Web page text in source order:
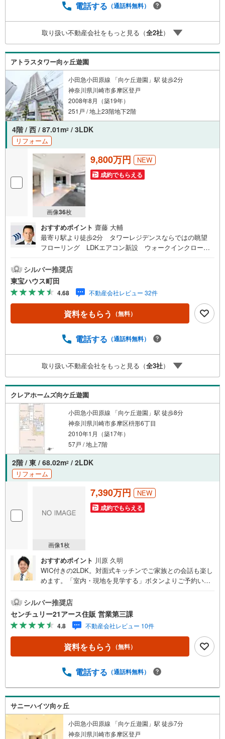
日時をご記入ください！【主要不動産流通各社の2025年度
してこれからも楽しく素敵なお家探しをお約束します。お
家探しを始めてみようと思われたらまずは、お気軽に東宝
ハウス町田に相談してみませんか？スタッフ一同お客様の
お問合せをお待ちしております。
電話する （通話料無料）
取り扱い不動産会社をもっと見る（全2社）
アトラスタワー向ヶ丘遊園
小田急小田原線 「向ケ丘遊園」駅 徒歩2分
神奈川県川崎市多摩区登戸
2008年8月（築19年）
251戸 / 地上23階地下2階
4階 / 西 / 87.01m2 / 3LDK
リフォーム
画像36枚
9,800万円 NEW
成約でもらえる
おすすめポイント 齋藤 大輔
最寄り駅より徒歩2分 タワーレジデンスならではの眺望
フローリング LDKエアコン新設 ウォークインクローゼ
き エレベーター 東宝ハウス町田はまず、お客様一人一
人を知り、理解することから始めます。お客様のお話をき
ちんとお聞きし、しっかり話し合う「心」のコミュニケー
ションが大切になります。だからこそ、それぞれのお客様
にベストな「住まい」をご提案をすることができるので
す。インターネット予約で当日見学が可能！（1）［室内・
の方は「ご要望・ご質問欄」に希望日時をご記入くださ
りたくさんのお客様からのお言葉に感謝してこれからも楽
しく素敵なお家探しをお約束します。お家探しを始めてみ
ようと思われたらまずは、お気軽に東宝ハウス町田に相談
してみませんか？スタッフ一同お客様のお問合せをお待ち
しております。
シルバー推奨店
東宝ハウス町田
4.68 不動産会社レビュー 32件
資料をもらう （無料）
電話する （通話料無料）
取り扱い不動産会社をもっと見る（全3社）
クレアホームズ向ケ丘遊園
小田急小田原線 「向ケ丘遊園」駅 徒歩8分
神奈川県川崎市多摩区枡形6丁目
2010年1月（築17年）
57戸 / 地上7階
2階 / 東 / 68.02m2 / 2LDK
リフォーム
画像1枚
7,390万円 NEW
成約でもらえる
おすすめポイント 川原 久明
WIC付きの2LDK。対面式キッチンでご家族との会話も楽し
めます。「室内・現地を見学する」ボタンよりご予約いた
ース住販のポイント】◆センチュリオン獲得店舗◆全国約9
70店舗あるセンチュリー21のお店。その中でも、アメリカ
本部が設ける一定基準を満たした、上位4％しか受賞できな
い賞。それが「センチュリオン」です。弊社はそのセンチ
ュリオンを2002年から欠かすことなく取り続けておりま
す。◆住宅ローン相談会◆お客様にあった無理のない住宅
っております。人生最大のお買い物になりますので、しっ
遇金利にこだわる◆大きな金額を長期間で返済する住宅ロ
ーンは優遇金利が0.1％変わるだけで、支払い総額に大きな
変化が生じます。取引の多い弊社は金融機関の特色、傾
向、トレンドを熟知しておりますので、お客様のニーズに
あった金融機関をご紹介させて頂きます。
シルバー推奨店
センチュリー21アース住販 営業第三課
4.8 不動産会社レビュー 10件
資料をもらう （無料）
電話する （通話料無料）
サニーハイツ向ヶ丘
小田急小田原線 「向ケ丘遊園」駅 徒歩7分
神奈川県川崎市多摩区登戸